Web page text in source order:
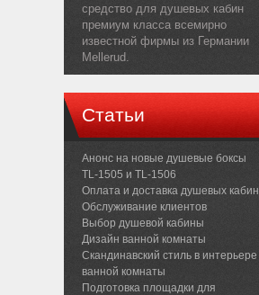
средство для душевых кабин
премиум класса всемирно
известной фирмы из Германии
Mellerud.
Статьи
Анонс на новые душевые боксы
TL-1505 и TL-1506
Оплата и доставка душевых кабин
Обслуживание клиентов
Выбор душевой кабины
Дизайн ванной комнаты
Скандинавский стиль в интерьере
ванной комнаты
Подготовка площадки для